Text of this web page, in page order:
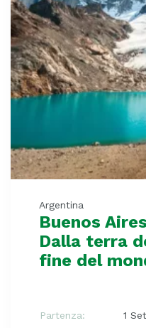
Argentina
Buenos
Dalla terra
fine del
Partenza:
1